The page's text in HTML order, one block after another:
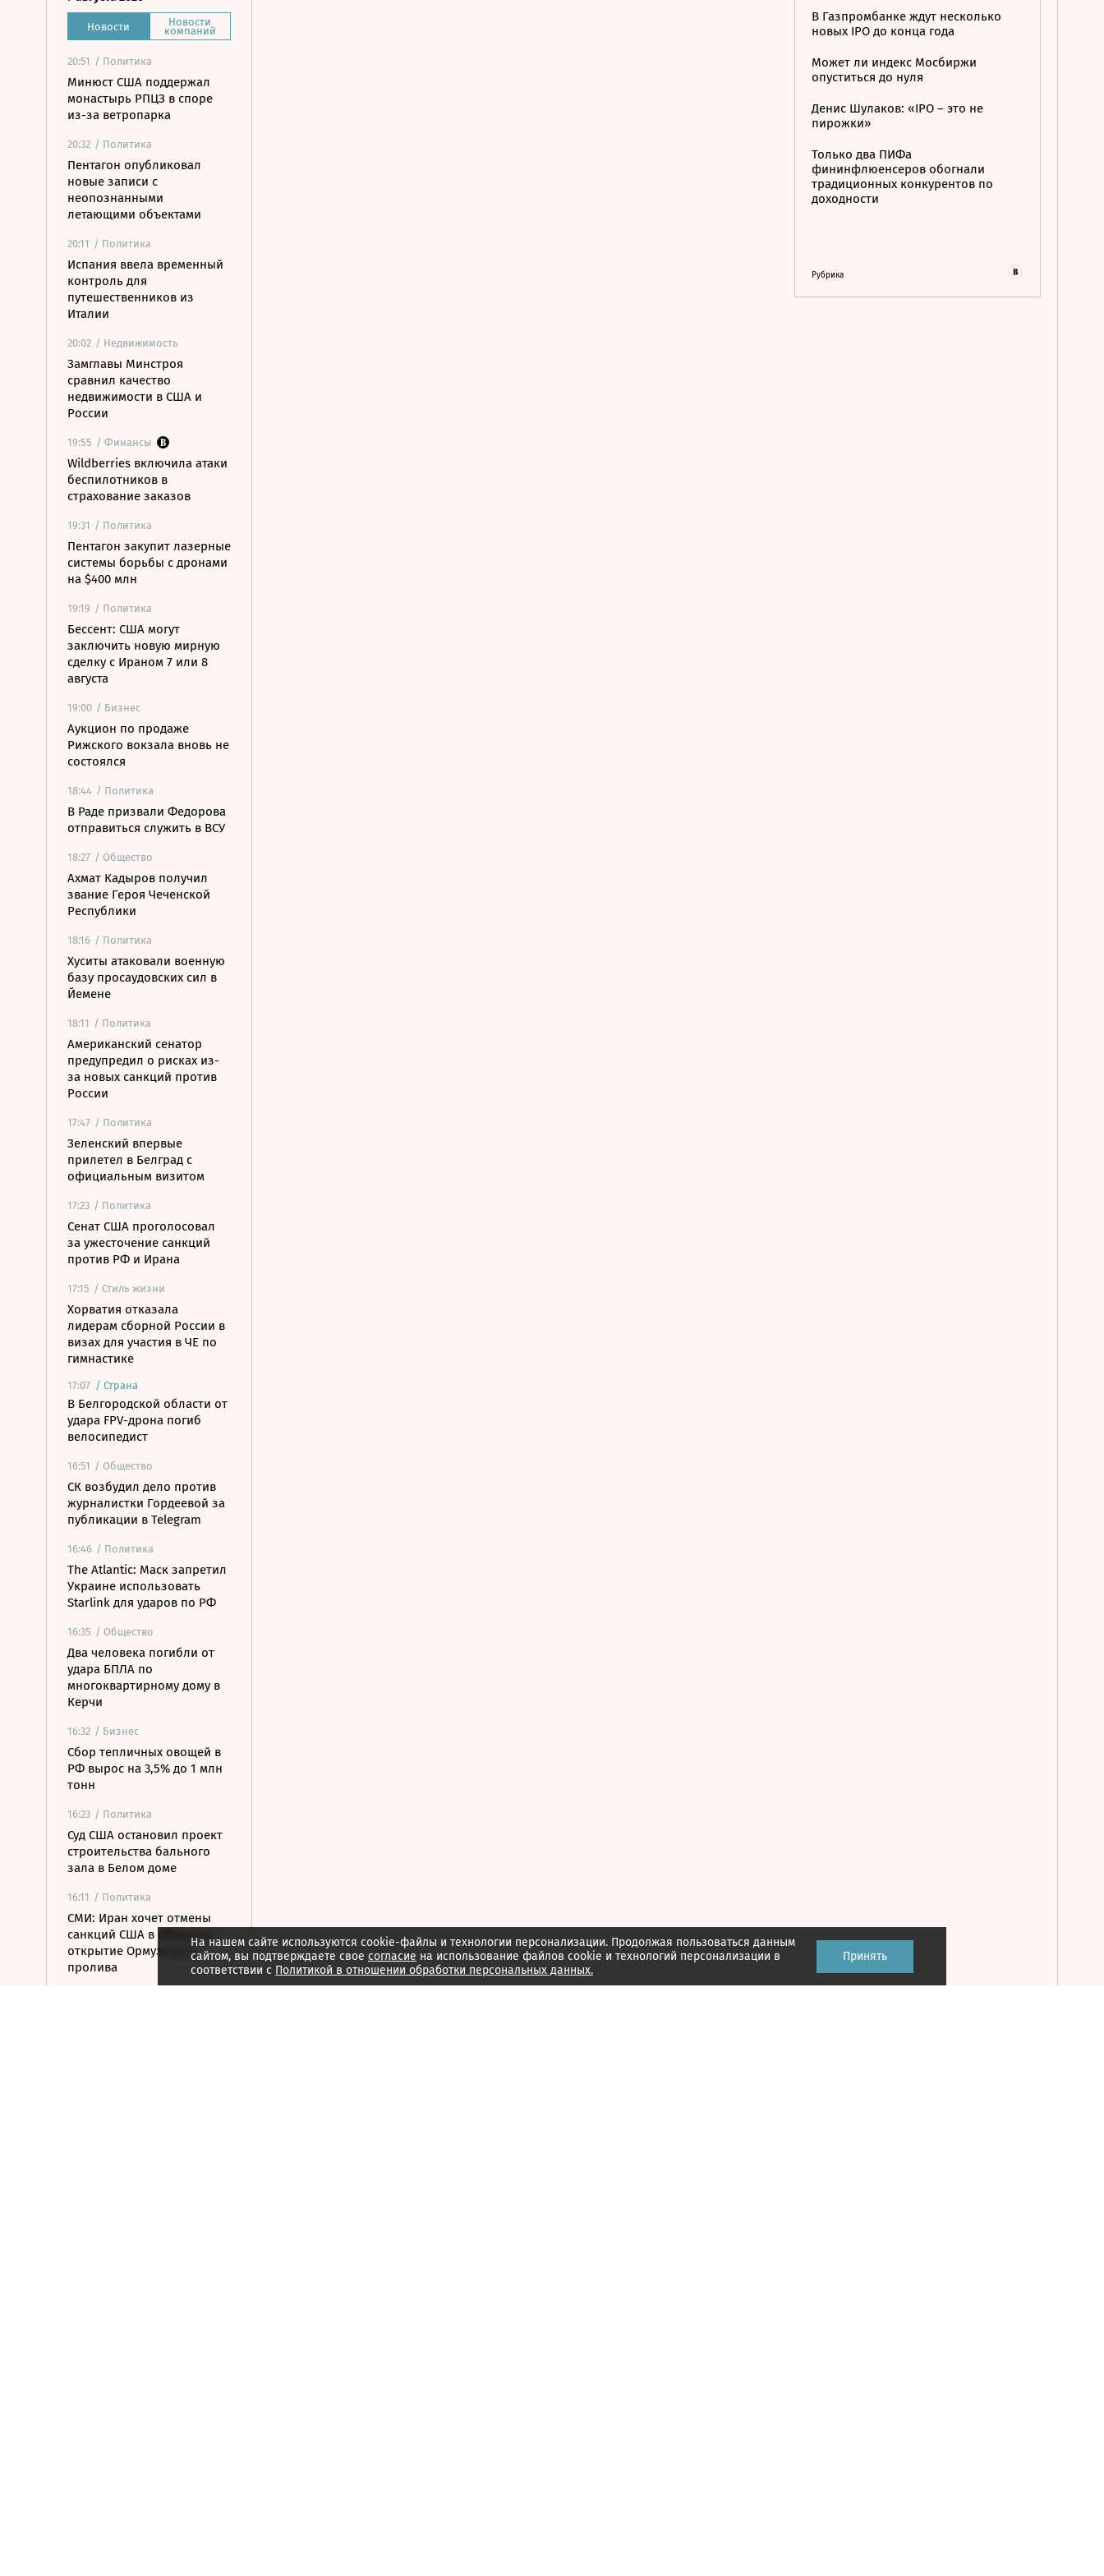
Новости Новости
компаний
20:51 / Политика
Минюст США поддержал
монастырь РПЦЗ в споре
из-за ветропарка
20:32 / Политика
Пентагон опубликовал
новые записи с
неопознанными
летающими объектами
20:11 / Политика
Испания ввела временный
контроль для
путешественников из
Италии
20:02 / Недвижимость
Замглавы Минстроя
сравнил качество
недвижимости в США и
России
19:55 / Финансы
Wildberries включила атаки
беспилотников в
страхование заказов
19:31 / Политика
Пентагон закупит лазерные
системы борьбы с дронами
на $400 млн
19:19 / Политика
Бессент: США могут
заключить новую мирную
сделку с Ираном 7 или 8
августа
19:00 / Бизнес
Аукцион по продаже
Рижского вокзала вновь не
состоялся
18:44 / Политика
В Раде призвали Федорова
отправиться служить в ВСУ
18:27 / Общество
Ахмат Кадыров получил
звание Героя Чеченской
Республики
18:16 / Политика
Хуситы атаковали военную
базу просаудовских сил в
Йемене
18:11 / Политика
Американский сенатор
предупредил о рисках из-
за новых санкций против
России
17:47 / Политика
Зеленский впервые
прилетел в Белград с
официальным визитом
17:23 / Политика
Сенат США проголосовал
за ужесточение санкций
против РФ и Ирана
17:15 / Стиль жизни
Хорватия отказала
лидерам сборной России в
визах для участия в ЧЕ по
гимнастике
17:07 / Страна
В Белгородской области от
удара FPV-дрона погиб
велосипедист
16:51 / Общество
СК возбудил дело против
журналистки Гордеевой за
публикации в Telegram
16:46 / Политика
The Atlantic: Маск запретил
Украине использовать
Starlink для ударов по РФ
16:35 / Общество
Два человека погибли от
удара БПЛА по
многоквартирному дому в
Керчи
16:32 / Бизнес
Сбор тепличных овощей в
РФ вырос на 3,5% до 1 млн
тонн
16:23 / Политика
Суд США остановил проект
строительства бального
зала в Белом доме
16:11 / Политика
СМИ: Иран хочет отмены
санкций США в обмен на
открытие Ормузского
пролива
В Газпромбанке ждут несколько
новых IPO до конца года
Может ли индекс Мосбиржи
опуститься до нуля
Денис Шулаков: «IPO – это не
пирожки»
Только два ПИФа
фининфлюенсеров обогнали
традиционных конкурентов по
доходности
Рубрика
На нашем сайте используются cookie-файлы и технологии персонализации. Продолжая пользоваться данным
сайтом, вы подтверждаете свое согласие на использование файлов cookie и технологий персонализации в
соответствии с Политикой в отношении обработки персональных данных.
Принять